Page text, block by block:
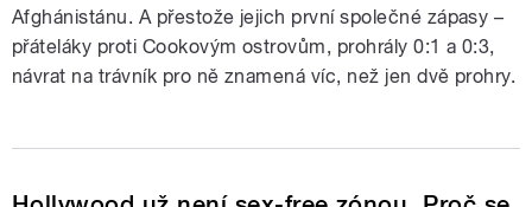
Afghánistánu. A přestože jejich první společné zápasy –
přáteláky proti Cookovým ostrovům, prohrály 0:1 a 0:3,
návrat na trávník pro ně znamená víc, než jen dvě prohry.